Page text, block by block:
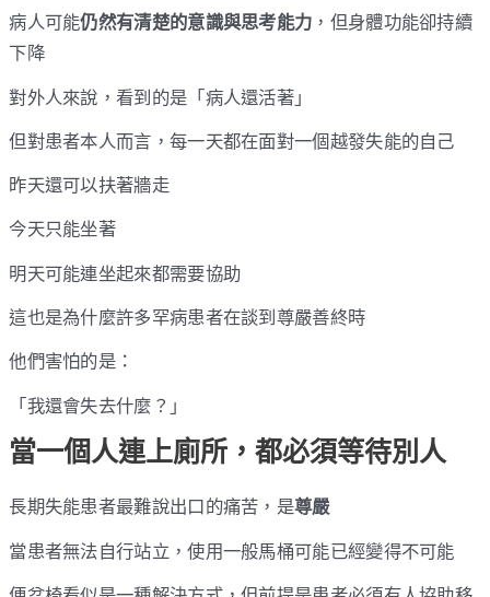
病人可能仍然有清楚的意識與思考能力 ，但身體功能卻持續
下降
對外人來說，看到的是「病人還活著」
但對患者本人而言，每一天都在面對一個越發失能的自己
昨天還可以扶著牆走
今天只能坐著
明天可能連坐起來都需要協助
這也是為什麼許多罕病患者在談到尊嚴善終時
他們害怕的是：
「我還會失去什麼？」
當一個人連上廁所，都必須等待別人
長期失能患者最難說出口的痛苦，是尊嚴
當患者無法自行站立，使用一般馬桶可能已經變得不可能